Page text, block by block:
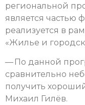
региональной
является частью
реализуется в
«Жилье и
— По данной
сравнительно
получить
Михаил Гилёв.